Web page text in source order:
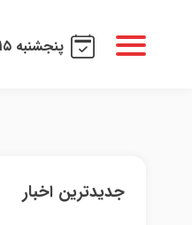
پنجشنبه ۱۵ مرداد
جدیدترین اخبار